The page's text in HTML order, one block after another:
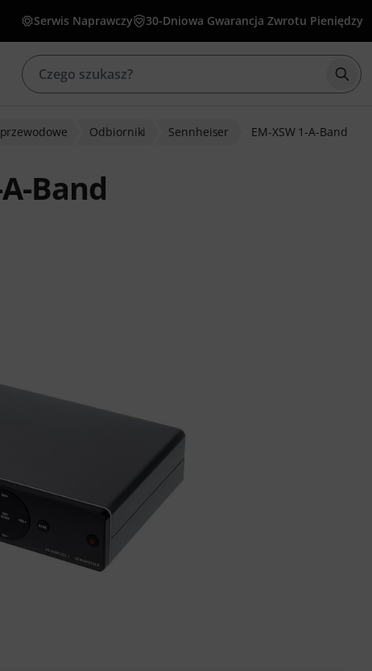
Serwis Naprawczy 30-Dniowa Gwarancja Zwrotu Pieniędzy
Odbiorniki Sennheiser EM-XSW 1-A-Band
Band